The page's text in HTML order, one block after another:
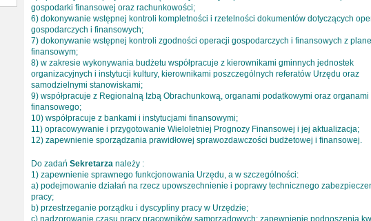
gospodarki finansowej oraz rachunkowości;
6) dokonywanie wstępnej kontroli kompletności i rzetelności dokumentów dotyczących
gospodarczych i finansowych;
7) dokonywanie wstępnej kontroli zgodności operacji gospodarczych i finansowych z
finansowym;
8) w zakresie wykonywania budżetu współpracuje z kierownikami gminnych jednostek
organizacyjnych i instytucji kultury, kierownikami poszczególnych referatów Urzędu oraz
samodzielnymi stanowiskami;
9) współpracuje z Regionalną Izbą Obrachunkową, organami podatkowymi oraz organami
finansowego;
10) współpracuje z bankami i instytucjami finansowymi;
11) opracowywanie i przygotowanie Wieloletniej Prognozy Finansowej i jej aktualizacja;
12) zapewnienie sporządzania prawidłowej sprawozdawczości budżetowej i finansowej.
Do zadań Sekretarza należy :
1) zapewnienie sprawnego funkcjonowania Urzędu, a w szczególności:
a) podejmowanie działań na rzecz upowszechnienie i poprawy technicznego
pracy;
b) przestrzeganie porządku i dyscypliny pracy w Urzędzie;